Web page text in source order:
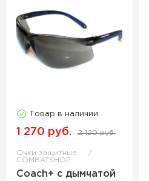
Товар в наличии
1 270 руб. 2 120 руб.
Очки защитные
COMBATSHOP
Coach+ с дымчатой